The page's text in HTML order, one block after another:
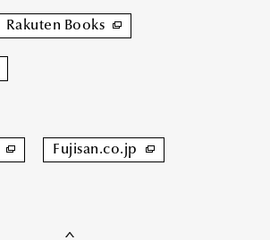
Rakuten Books
Fujisan.co.jp